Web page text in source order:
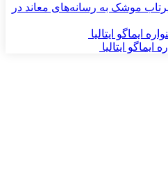
موشک به رسانه‌های معاند در
ایتالیا